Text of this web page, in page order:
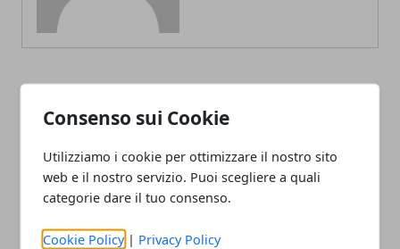
Consenso sui Cookie
Utilizziamo i cookie per ottimizzare il nostro sito
web e il nostro servizio. Puoi scegliere a quali
categorie dare il tuo consenso.
Cookie Policy | Privacy Policy